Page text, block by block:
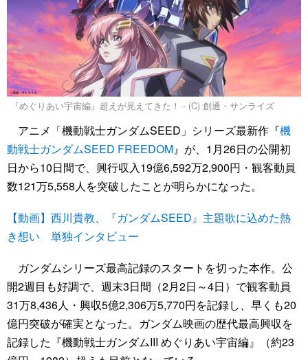
『めぐりあい宇宙編』超えが見えてきた！ - (C) 創通・サンライズ
アニメ「機動戦士ガンダムSEED」シリーズ最新作『機
動戦士ガンダムSEED FREEDOM』が、1月26日の公開初
日から10日間で、興行収入19億6,592万2,900円・観客動員
数121万5,558人を突破したことが明らかになった。
【動画】西川貴教、『ガンダムSEED』主題歌に込めた熱
き想い 単独インタビュー
ガンダムシリーズ最高記録のスタートを切った本作。公
開2週目も好調で、週末3日間（2月2日～4日）で観客動員
31万8,436人・興収5億2,306万5,770円を記録し、早くも20
億円突破が確実となった。ガンダム映画の歴代最高興収を
記録した『機動戦士ガンダムIII めぐりあい宇宙編』（約23